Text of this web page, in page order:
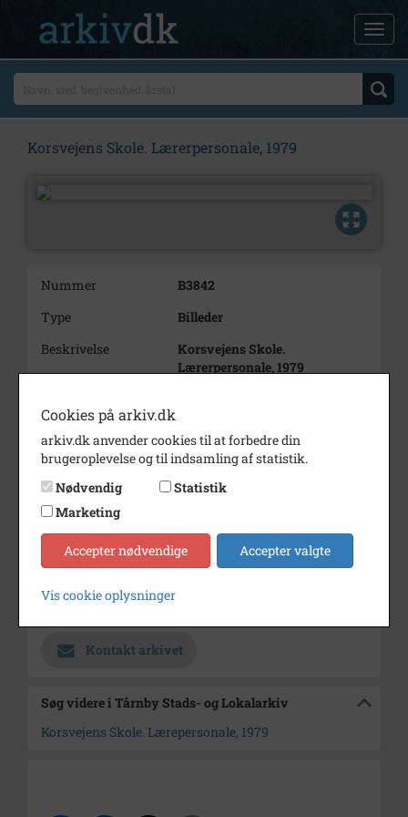
Korsvejens Skole. Lærerpersonale, 1979
Nummer
B3842
Type
Billeder
Beskrivelse
Korsvejens Skole.
Lærerpersonale, 1979
Dateringsnote
1979
Fotograf
Ukendt
Se på kort
Enhed
Tårnby Sogn (Tårnby
Kontakt arkivet
Søg videre i Tårnby Stads- og Lokalarkiv
Korsvejens Skole. Lærepersonale, 1979
Cookies på arkiv.dk
arkiv.dk anvender cookies til at forbedre din
brugeroplevelse og til indsamling af statistik.
Nødvendig
Statistik
Marketing
Accepter nødvendige Accepter valgte
Vis cookie oplysninger